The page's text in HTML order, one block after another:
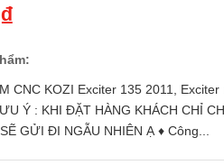
CNC KOZI Exciter 135 2011,
Ý : KHI ĐẶT HÀNG KHÁCH CHỈ
GỬI ĐI NGẪU NHIÊN Ạ ♦ Công...